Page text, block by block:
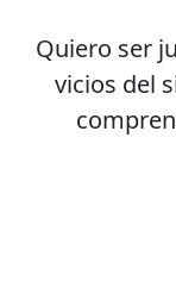
Quiero ser
vicios del